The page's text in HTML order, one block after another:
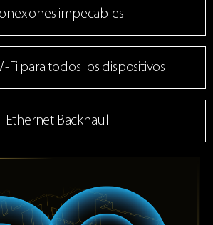
impecables
Fi para todos los dispositivos
Ethernet Backhaul